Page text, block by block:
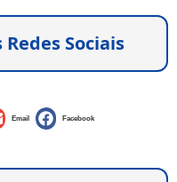
Sociais
Email Facebook